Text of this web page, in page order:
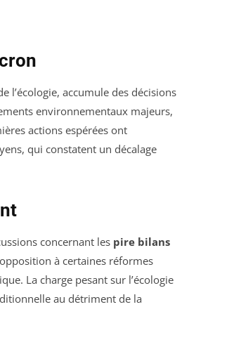
l’écologie, accumule des décisions
environnementaux majeurs,
actions espérées ont
qui constatent un décalage
concernant les pire bilans
à certaines réformes
La charge pesant sur l’écologie
au détriment de la